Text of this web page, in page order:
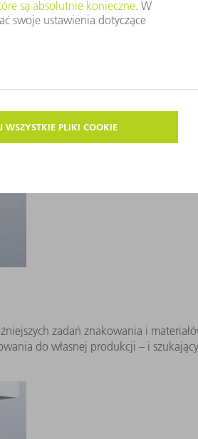
zadań znakowania i
do własnej produkcji – i